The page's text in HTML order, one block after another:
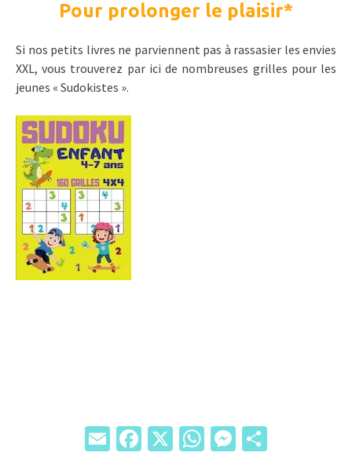
Pour prolonger le plaisir*
Si nos petits livres ne parviennent pas à rassasier les envies
XXL, vous trouverez par ici de nombreuses grilles pour les
jeunes « Sudokistes ».
EmailFacebook
X WhatsApp
Messenger